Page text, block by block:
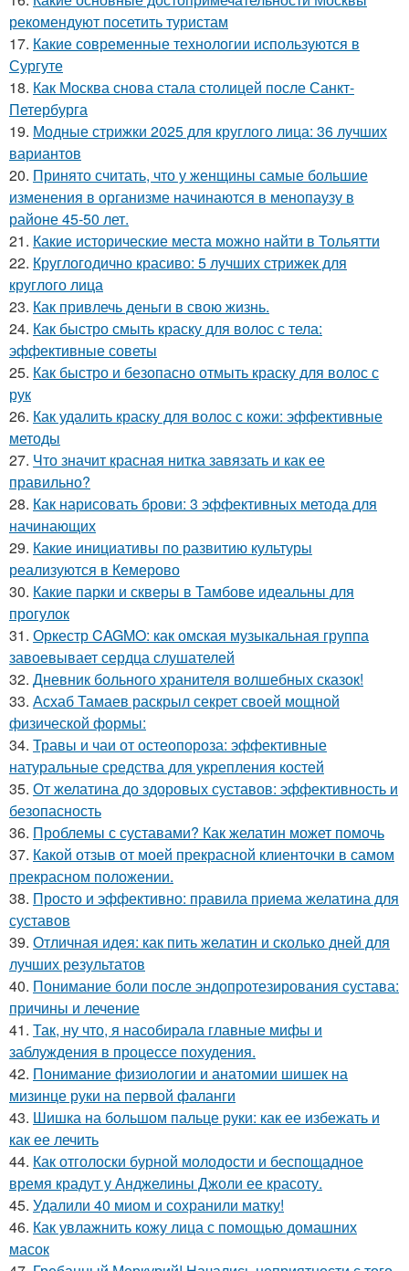
рекомендуют посетить туристам
17. Какие современные технологии используются в
Сургуте
18. Как Москва снова стала столицей после Санкт-
Петербурга
19. Модные стрижки 2025 для круглого лица: 36 лучших
вариантов
20. Принято считать, что у женщины самые большие
изменения в организме начинаются в менопаузу в
районе 45-50 лет.
21. Какие исторические места можно найти в Тольятти
22. Круглогодично красиво: 5 лучших стрижек для
круглого лица
23. Как привлечь деньги в свою жизнь.
24. Как быстро смыть краску для волос с тела:
эффективные советы
25. Как быстро и безопасно отмыть краску для волос с
рук
26. Как удалить краску для волос с кожи: эффективные
методы
27. Что значит красная нитка завязать и как ее
правильно?
28. Как нарисовать брови: 3 эффективных метода для
начинающих
29. Какие инициативы по развитию культуры
реализуются в Кемерово
30. Какие парки и скверы в Тамбове идеальны для
прогулок
31. Оркестр CAGMO: как омская музыкальная группа
завоевывает сердца слушателей
32. Дневник больного хранителя волшебных сказок!
33. Асхаб Тамаев раскрыл секрет своей мощной
физической формы:
34. Травы и чаи от остеопороза: эффективные
натуральные средства для укрепления костей
35. От желатина до здоровых суставов: эффективность и
безопасность
36. Проблемы с суставами? Как желатин может помочь
37. Какой отзыв от моей прекрасной клиенточки в самом
прекрасном положении.
38. Просто и эффективно: правила приема желатина для
суставов
39. Отличная идея: как пить желатин и сколько дней для
лучших результатов
40. Понимание боли после эндопротезирования сустава:
причины и лечение
41. Так, ну что, я насобирала главные мифы и
заблуждения в процессе похудения.
42. Понимание физиологии и анатомии шишек на
мизинце руки на первой фаланги
43. Шишка на большом пальце руки: как ее избежать и
как ее лечить
44. Как отголоски бурной молодости и беспощадное
время крадут у Анджелины Джоли ее красоту.
45. Удалили 40 миом и сохранили матку!
46. Как увлажнить кожу лица с помощью домашних
масок